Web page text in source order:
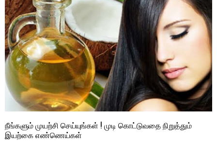
நீங்களும் முயற்சி செய்யுங்கள் ! முடி கொட்டுவதை நிறுத்தும்
இயற்கை எண்ணெய்கள்